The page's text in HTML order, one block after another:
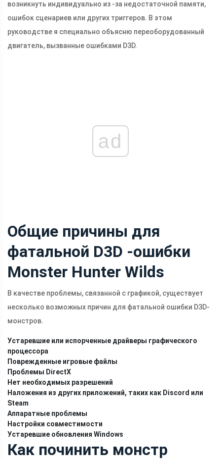
возникнуть индивидуально из -за недостаточной памяти,
ошибок сценариев или других триггеров. В этом
руководстве я специально объясню переоборудованный
двигатель, вызванные ошибками D3D.
ad
Общие причины для
фатальной D3D -ошибки
Monster Hunter Wilds
В качестве проблемы, связанной с графикой, существует
несколько возможных причин для фатальной ошибки D3D-
монстров.
Устаревшие или испорченные драйверы графического
процессора
Поврежденные игровые файлы
Проблемы DirectX
Нет необходимых разрешений
Наложения из других приложений, таких как Discord или
Steam
Аппаратные проблемы
Настройки совместимости
Устаревшие обновления Windows
Как починить монстр